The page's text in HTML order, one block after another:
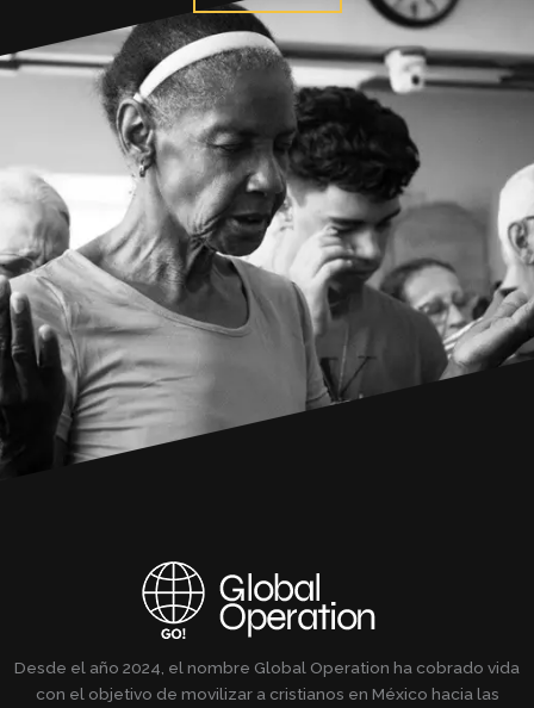
Desde el año 2024, el nombre Global Operation ha cobrado vida
con el objetivo de movilizar a cristianos en México hacia las